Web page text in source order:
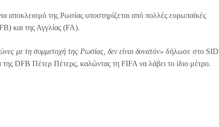
της Ρωσίας υποστηρίζεται από πολλές ευρωπαϊκές
και της Αγγλίας (FA).
με τη συμμετοχή της Ρωσίας, δεν είναι δυνατόν» δήλωσε στο SID
DFB Πέτερ Πέτερς, καλώντας τη FIFA να λάβει το ίδιο μέτρο.